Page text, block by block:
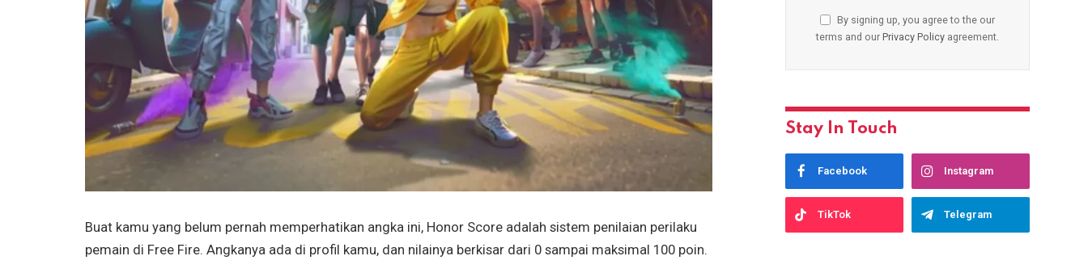
Buat kamu yang belum pernah memperhatikan angka ini, Honor Score adalah sistem penilaian perilaku
pemain di Free Fire. Angkanya ada di profil kamu, dan nilainya berkisar dari 0 sampai maksimal 100 poin.
By signing up, you agree to the our
terms and our Privacy Policyagreement.
Stay In Touch
Facebook Instagram
TikTok Telegram